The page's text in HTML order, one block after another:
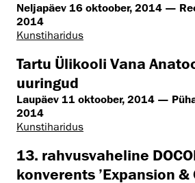
Neljapäev 16 oktoober, 2014 —
2014
Kunstiharidus
Tartu Ülikooli Vana
uuringud
Laupäev 11 oktoober, 2014 —
2014
Kunstiharidus
13. rahvusvaheline
konverents ’Expansion &